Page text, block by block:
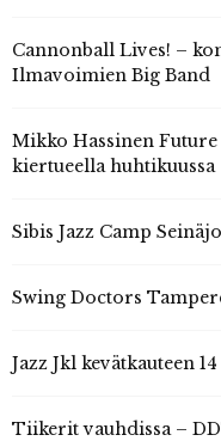
Cannonball Lives! –
Ilmavoimien Big Band
Mikko Hassinen
kiertueella huhtikuussa
Sibis Jazz Camp
Swing Doctors
Jazz Jkl kevätkauteen
Tiikerit vauhdissa –